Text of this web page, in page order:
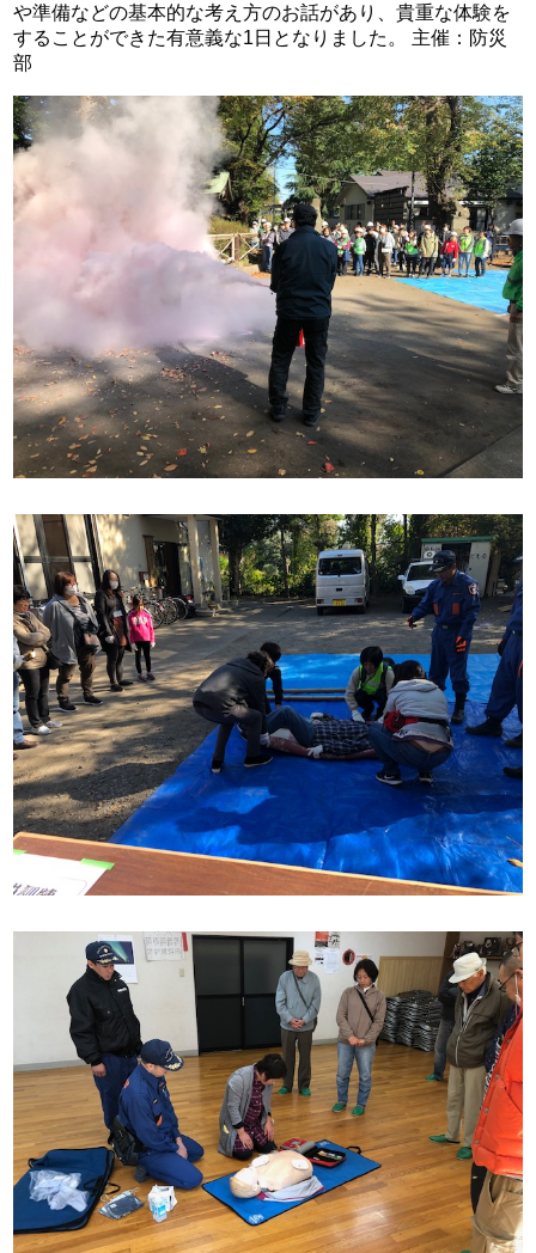
や準備などの基本的な考え方のお話があり、貴重な体験を
することができた有意義な1日となりました。 主催：防災
部